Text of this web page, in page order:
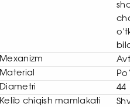
Mexanizm
Material
Diametri
44
Kelib chiqish mamlakati